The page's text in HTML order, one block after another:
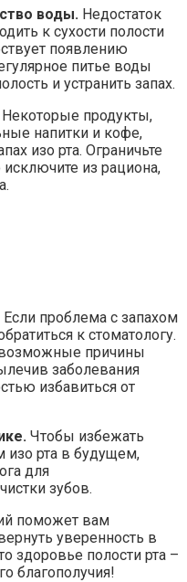
воды. Недостаток
к сухости полости
появлению
питье воды
и устранить запах.
Некоторые продукты,
напитки и кофе,
изо рта. Ограничьте
из рациона,
Если проблема с запахом
к стоматологу.
причины
заболевания
избавиться от
Чтобы избежать
изо рта в будущем,
для
зубов.
поможет вам
уверенность в
здоровье полости рта –
благополучия!